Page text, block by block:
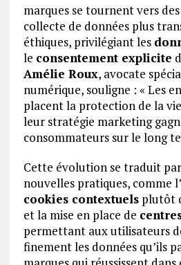
marques se tournent vers
collecte de données plus
éthiques, privilégiant les
le consentement explicite
Amélie Roux, avocate
numérique, souligne : « Les
placent la protection de la
leur stratégie marketing
consommateurs sur le long
Cette évolution se traduit
nouvelles pratiques, comme
cookies contextuelsplutôt
et la mise en place de
permettant aux utilisateurs
finement les données qu’ils